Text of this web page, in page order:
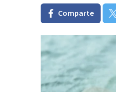
Comparte